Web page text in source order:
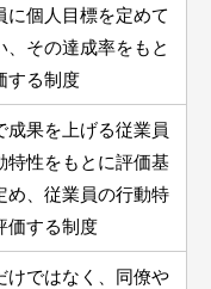
に個人目標を定めて
、その達成率をもと
する制度
成果を上げる従業員
特性をもとに評価基
め、従業員の行動特
価する制度
けではなく、同僚や